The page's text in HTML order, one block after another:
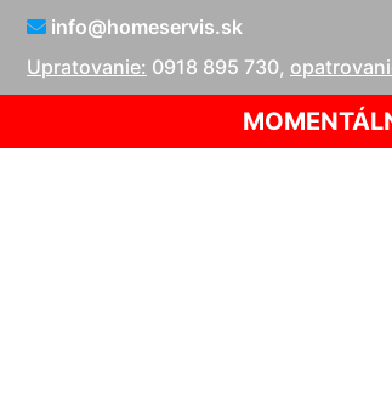
info@homeservis.sk
Upratovanie: 0918 895 730,